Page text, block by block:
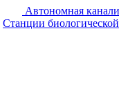
Автономная
Станции